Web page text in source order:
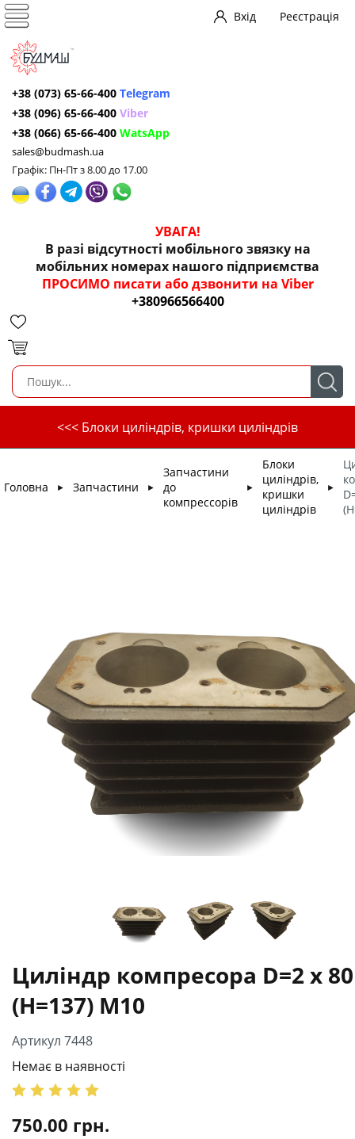
Вхід Реєстрація
+38 (073) 65-66-400 Telegram
+38 (096) 65-66-400 Viber
+38 (066) 65-66-400 WatsApp
sales@budmash.ua
Графік: Пн-Пт з 8.00 до 17.00
УВАГА!
В разі відсутності мобільного звязку на
мобільних номерах нашого підприємства
ПРОСИМО писати або дзвонити на Viber
+380966566400
<<< Блоки циліндрів, кришки циліндрів
Головна ► Запчастини ►
Запчастини
до
компрессорів
►
Блоки
циліндрів,
кришки
циліндрів
►
Циліндр компресора D=2 x 80
(H=137) M10
Артикул 7448
Немає в наявності
750.00 грн.